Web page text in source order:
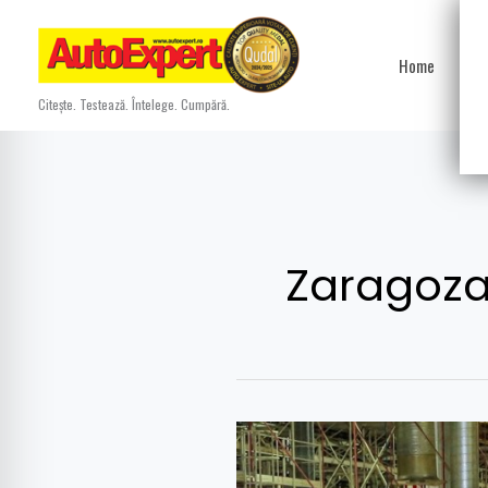
content
Citește. Testează. Întelege. Cumpără.
Home
Zaragoza
13
cu